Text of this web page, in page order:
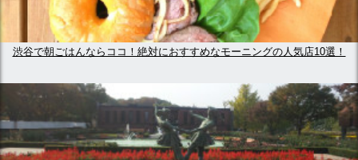
渋谷で朝ごはんならココ！絶対におすすめなモーニングの人気店10選！